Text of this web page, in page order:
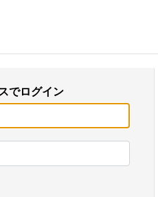
でログイン